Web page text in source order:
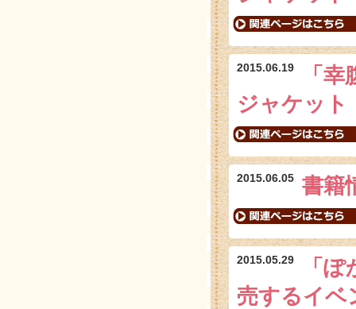
2015.06.19
「
ジャケット
2015.06.05 書籍
2015.05.29
「
売するイベ